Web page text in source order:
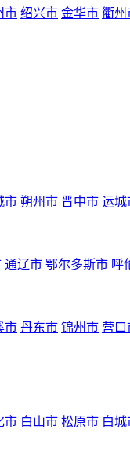
市 绍兴市 金华市 衢州
市 朔州市 晋中市 运城
通辽市 鄂尔多斯市 呼
市 丹东市 锦州市 营口
市 白山市 松原市 白城